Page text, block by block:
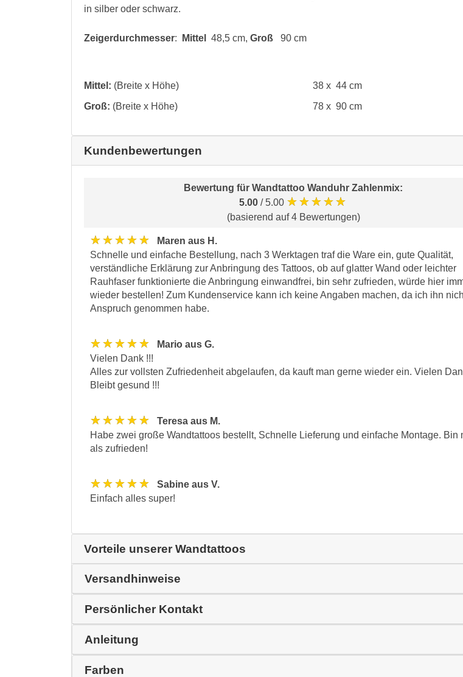
in silber oder schwarz.
Zeigerdurchmesser: Mittel 48,5 cm, Groß 90 cm
Mittel: (Breite x Höhe)
38 x 44 cm
Groß: (Breite x Höhe) 78 x 90 cm
Kundenbewertungen
Bewertung für Wandtattoo Wanduhr Zahlenmix:
5.00 / 5.00 ★★★★★
(basierend auf 4 Bewertungen)
★★★★★
Maren aus H.
Schnelle und einfache Bestellung, nach 3 Werktagen traf die Ware ein, gute Qualität,
verständliche Erklärung zur Anbringung des Tattoos, ob auf glatter Wand oder leichter
Rauhfaser funktionierte die Anbringung einwandfrei, bin sehr zufrieden, würde hier
wieder bestellen! Zum Kundenservice kann ich keine Angaben machen, da ich ihn
Anspruch genommen habe.
★★★★★
Mario aus G.
Vielen Dank !!!
Alles zur vollsten Zufriedenheit abgelaufen, da kauft man gerne wieder ein. Vielen
Bleibt gesund !!!
★★★★★
Teresa aus M.
Habe zwei große Wandtattoos bestellt, Schnelle Lieferung und einfache Montage. Bin
als zufrieden!
★★★★★
Sabine aus V.
Einfach alles super!
Vorteile unserer Wandtattoos
Versandhinweise
Persönlicher Kontakt
Anleitung
Farben